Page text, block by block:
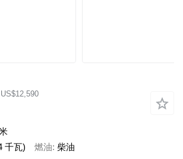
千瓦) 燃油 柴油